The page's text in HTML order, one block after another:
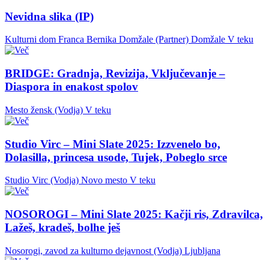
Nevidna slika (IP)
Kulturni dom Franca Bernika Domžale (Partner) Domžale V teku
BRIDGE: Gradnja, Revizija, Vključevanje –
Diaspora in enakost spolov
Mesto žensk (Vodja) V teku
Studio Virc – Mini Slate 2025: Izzvenelo bo,
Dolasilla, princesa usode, Tujek, Pobeglo srce
Studio Virc (Vodja) Novo mesto V teku
NOSOROGI – Mini Slate 2025: Kačji ris, Zdravilca,
Lažeš, kradeš, bolhe ješ
Nosorogi, zavod za kulturno dejavnost (Vodja) Ljubljana